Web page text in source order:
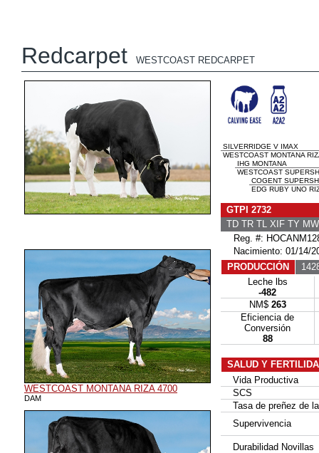
Redcarpet WESTCOAST REDCARPET
WESTCOAST MONTANA RIZA 4700
DAM
SILVERRIDGE V IMAX
WESTCOAST MONTANA
IHG MONTANA
WESTCOAST
COGENT
EDG RUBY UNO
GTPI 2732
TD TR TL XIF TY
Reg. #:
Nacimiento: 01/14/
PRODUCCIÓN
Leche lbs
-482
NM$ 263
Eficiencia de
Conversión
88
SALUD Y
Vida Productiva
SCS
Tasa de preñez de
Supervivencia
Durabilidad Novillas